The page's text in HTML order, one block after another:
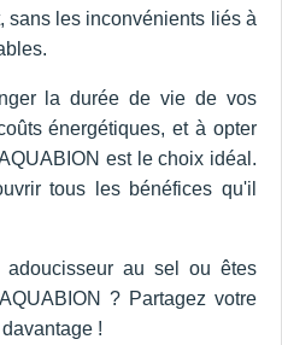
sans les inconvénients liés à
la durée de vie de vos
énergétiques, et à opter
est le choix idéal.
tous les bénéfices qu'il
au sel ou êtes
? Partagez votre
!